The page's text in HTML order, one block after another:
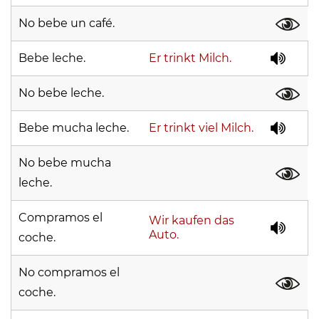
No bebe un café.
Bebe leche. Er trinkt Milch.
No bebe leche.
Bebe mucha leche. Er trinkt viel Milch.
No bebe mucha
leche.
Compramos el
coche.
Wir kaufen das
Auto.
No compramos el
coche.